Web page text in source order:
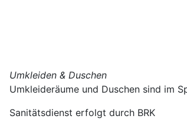
Umkleiden & Duschen
Umkleideräume und Duschen sind im
Sanitätsdienst erfolgt durch BRK